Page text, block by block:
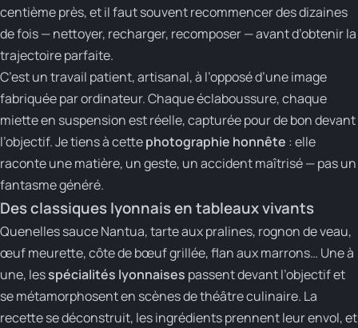
centième près, et il faut souvent recommencer des dizaines
de fois — nettoyer, recharger, recomposer — avant d’obtenir la
trajectoire parfaite.
C’est un travail patient, artisanal, à l’opposé d’une image
fabriquée par ordinateur. Chaque éclaboussure, chaque
miette en suspension est réelle, capturée pour de bon devant
l’objectif. Je tiens à cettephotographie honnête : elle
raconte une matière, un geste, un accident maîtrisé — pas un
fantasme généré.
Des classiques lyonnais en tableaux vivants
Quenelles sauce Nantua, tarte aux pralines, rognon de veau,
œuf meurette, côte de bœuf grillée, flan aux marrons… Une à
une, lesspécialités lyonnaises passent devant l’objectif et
se métamorphosent en scènes de théâtre culinaire. La
recette se déconstruit, les ingrédients prennent leur envol, et